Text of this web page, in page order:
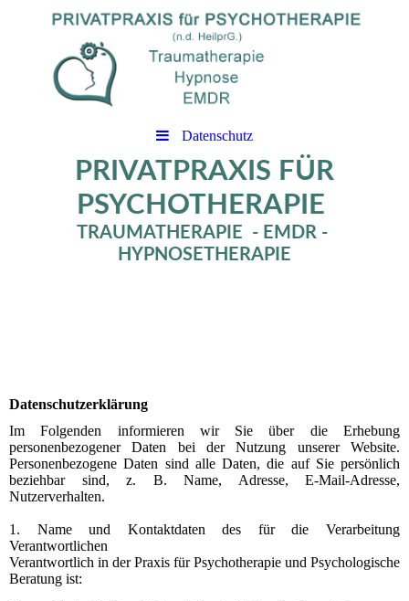
Datenschutz
PRIVATPRAXIS FÜR
PSYCHOTHERAPIE
TRAUMATHERAPIE - EMDR -
HYPNOSETHERAPIE
Datenschutzerklärung
Im Folgenden informieren wir Sie über die Erhebung
personenbezogener Daten bei der Nutzung unserer Website.
Personenbezogene Daten sind alle Daten, die auf Sie persönlich
beziehbar sind, z. B. Name, Adresse, E-Mail-Adresse,
Nutzerverhalten.
1. Name und Kontaktdaten des für die Verarbeitung
Verantwortlichen
Verantwortlich in der Praxis für Psychotherapie und Psychologische
Beratung ist: